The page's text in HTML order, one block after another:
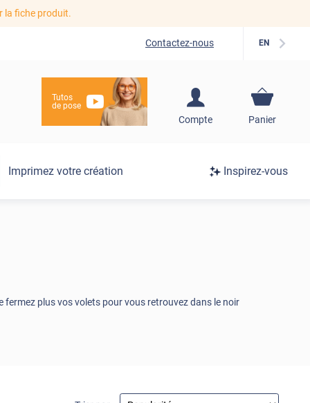
la fiche produit.
Contactez-nous EN
Tutos
de pose
Compte
S'inscrire / Se
Panier
Imprimez votre création Inspirez-vous
fermez plus vos volets pour vous retrouvez dans le noir